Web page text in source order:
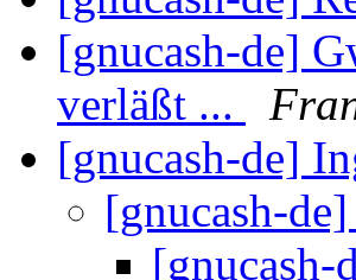
[gnucash-de]
verläßt ...
[gnucash-de]
[gnucash-